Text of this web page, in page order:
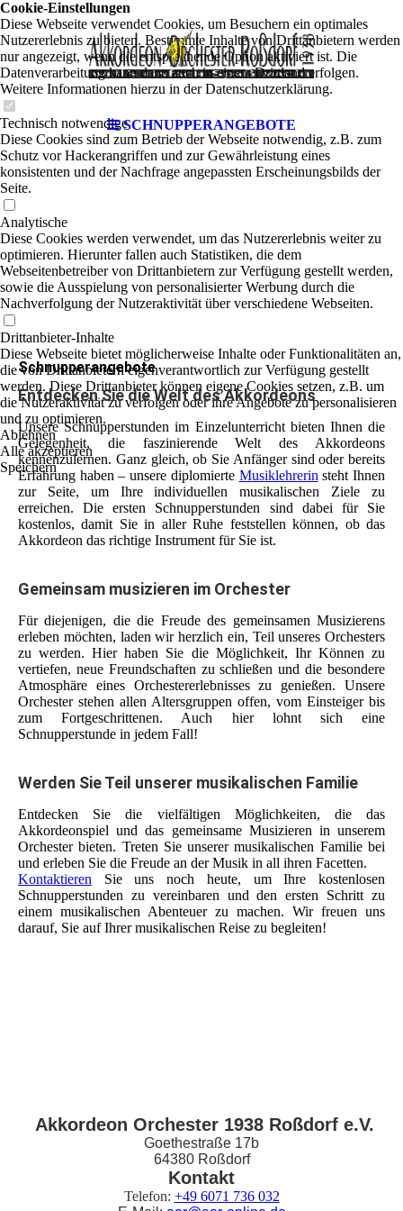
SCHNUPPERANGEBOTE
Schnupperangebote
Entdecken Sie die Welt des Akkordeons
Unsere Schnupperstunden im Einzelunterricht bieten Ihnen die
Gelegenheit, die faszinierende Welt des Akkordeons
kennenzulernen. Ganz gleich, ob Sie Anfänger sind oder bereits
Erfahrung haben – unsere diplomierte Musiklehrerin steht Ihnen
zur Seite, um Ihre individuellen musikalischen Ziele zu
erreichen. Die ersten Schnupperstunden sind dabei für Sie
kostenlos, damit Sie in aller Ruhe feststellen können, ob das
Akkordeon das richtige Instrument für Sie ist.
Gemeinsam musizieren im Orchester
Für diejenigen, die die Freude des gemeinsamen Musizierens
erleben möchten, laden wir herzlich ein, Teil unseres Orchesters
zu werden. Hier haben Sie die Möglichkeit, Ihr Können zu
vertiefen, neue Freundschaften zu schließen und die besondere
Atmosphäre eines Orchestererlebnisses zu genießen. Unsere
Orchester stehen allen Altersgruppen offen, vom Einsteiger bis
zum Fortgeschrittenen. Auch hier lohnt sich eine
Schnupperstunde in jedem Fall!
Werden Sie Teil unserer musikalischen Familie
Entdecken Sie die vielfältigen Möglichkeiten, die das
Akkordeonspiel und das gemeinsame Musizieren in unserem
Orchester bieten. Treten Sie unserer musikalischen Familie bei
und erleben Sie die Freude an der Musik in all ihren Facetten.
Kontaktieren Sie uns noch heute, um Ihre kostenlosen
Schnupperstunden zu vereinbaren und den ersten Schritt zu
einem musikalischen Abenteuer zu machen. Wir freuen uns
darauf, Sie auf Ihrer musikalischen Reise zu begleiten!
Akkordeon Orchester 1938 Roßdorf e.V.
Goethestraße 17b
64380 Roßdorf
Kontakt
Telefon: +49 6071 736 032
Cookie-Einstellungen
Diese Webseite verwendet Cookies, um Besuchern ein optimales
Nutzererlebnis zu bieten. Bestimmte Inhalte von Drittanbietern werden
nur angezeigt, wenn die entsprechende Option aktiviert ist. Die
Datenverarbeitung kann dann auch in einem Drittland erfolgen.
Weitere Informationen hierzu in der Datenschutzerklärung.
Technisch notwendige
Diese Cookies sind zum Betrieb der Webseite notwendig, z.B. zum
Schutz vor Hackerangriffen und zur Gewährleistung eines
konsistenten und der Nachfrage angepassten Erscheinungsbilds der
Seite.
Analytische
Diese Cookies werden verwendet, um das Nutzererlebnis weiter zu
optimieren. Hierunter fallen auch Statistiken, die dem
Webseitenbetreiber von Drittanbietern zur Verfügung gestellt werden,
sowie die Ausspielung von personalisierter Werbung durch die
Nachverfolgung der Nutzeraktivität über verschiedene Webseiten.
Drittanbieter-Inhalte
Diese Webseite bietet möglicherweise Inhalte oder Funktionalitäten an,
die von Drittanbietern eigenverantwortlich zur Verfügung gestellt
werden. Diese Drittanbieter können eigene Cookies setzen, z.B. um
die Nutzeraktivität zu verfolgen oder ihre Angebote zu personalisieren
und zu optimieren.
Ablehnen
Alle akzeptieren
Speichern